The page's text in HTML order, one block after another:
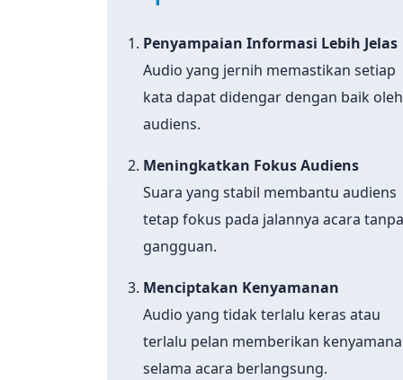
Penyampaian Informasi Lebih Jelas
Audio yang jernih memastikan setiap
kata dapat didengar dengan baik oleh
audiens.
Meningkatkan Fokus Audiens
Suara yang stabil membantu audiens
tetap fokus pada jalannya acara
gangguan.
Menciptakan Kenyamanan
Audio yang tidak terlalu keras atau
terlalu pelan memberikan
selama acara berlangsung.